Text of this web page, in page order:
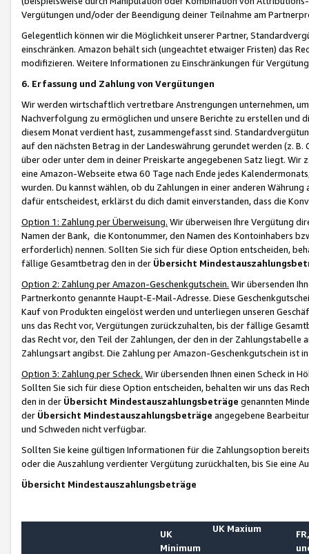
Vergütungen und/oder der Beendigung deiner Teilnahme am
Gelegentlich können wir die Möglichkeit unserer Partner,
einschränken. Amazon behält sich (ungeachtet etwaiger Fristen) das
modifizieren. Weitere Informationen zu Einschränkungen für
6. Erfassung und Zahlung von Vergütungen
Wir werden wirtschaftlich vertretbare Anstrengungen unternehmen,
Nachverfolgung zu ermöglichen und unsere Berichte zu erstellen und
diesem Monat verdient hast, zusammengefasst sind.
auf den nächsten Betrag in der Landeswährung gerundet werden (z.
über oder unter dem in deiner Preiskarte angegebenen Satz liegt.
eine Amazon-Webseite etwa 60 Tage nach Ende jedes
wurden. Du kannst wählen, ob du Zahlungen in einer anderen
dafür entscheidest, erklärst du dich damit einverstanden, dass die
Option 1: Zahlung per Überweisung. Wir überweisen Ihre Vergütung
Namen der Bank, die Kontonummer, den Namen des Kontoinhabers
erforderlich) nennen. Sollten Sie sich für diese Option entscheiden,
fällige Gesamtbetrag den in der Übersicht
Option 2: Zahlung per Amazon-Geschenkgutschein. Wir übersenden
Partnerkonto genannte Haupt-E-Mail-Adresse. Diese
Kauf von Produkten eingelöst werden und unterliegen unseren
uns das Recht vor, Vergütungen zurückzuhalten, bis der fällige
das Recht vor, den Teil der Zahlungen, der den in der
Zahlungsart angibst. Die Zahlung per Amazon-Geschenkgutschein ist
Option 3: Zahlung per Scheck. Wir übersenden Ihnen einen Scheck in
Sollten Sie sich für diese Option entscheiden, behalten wir uns das
den in der Übersicht Mindestauszahlungsbeträge genannten
der Übersicht Mindestauszahlungsbeträge angegebene
und Schweden nicht verfügbar.
Sollten Sie keine gültigen Informationen für die Zahlungsoption
oder die Auszahlung verdienter Vergütung zurückhalten, bis Sie
Übersicht Mindestauszahlungsbeträge
UK
Minimum
UK Maxium